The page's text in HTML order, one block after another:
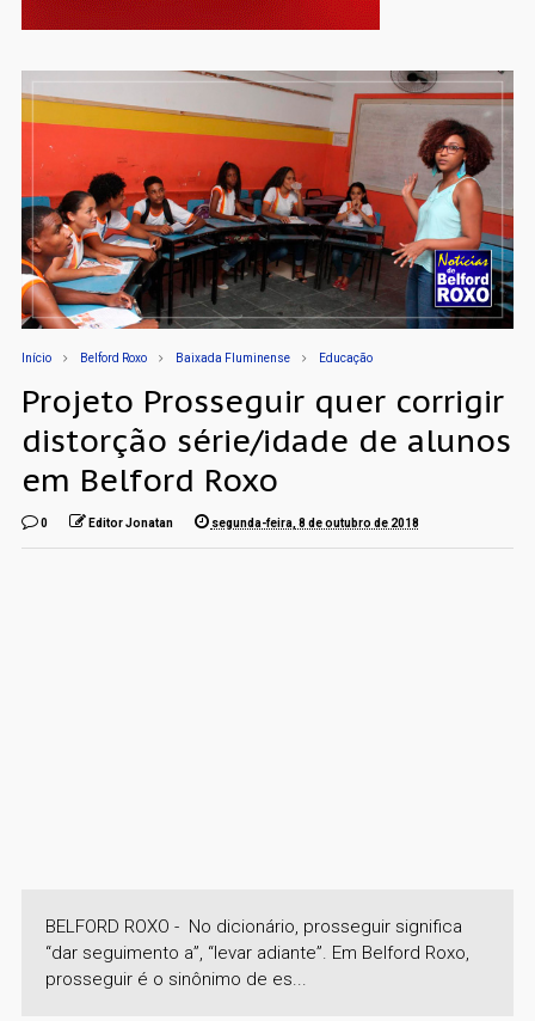
Início Belford Roxo Baixada Fluminense Educação
Projeto Prosseguir quer corrigir
distorção série/idade de alunos
em Belford Roxo
0 Editor Jonatan segunda-feira, 8 de outubro de 2018
BELFORD ROXO - No dicionário, prosseguir significa
“dar seguimento a”, “levar adiante”. Em Belford Roxo,
prosseguir é o sinônimo de es...